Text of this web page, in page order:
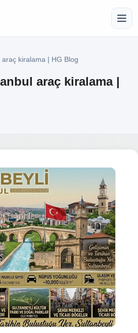
araç kiralama | HG Blog
araç kiralama |